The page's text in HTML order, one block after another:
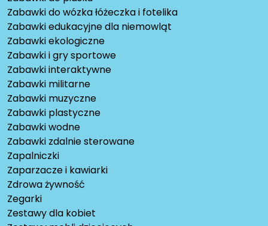
Zabawki do wózka łóżeczka i fotelika
Zabawki edukacyjne dla niemowląt
Zabawki ekologiczne
Zabawki i gry sportowe
Zabawki interaktywne
Zabawki militarne
Zabawki muzyczne
Zabawki plastyczne
Zabawki wodne
Zabawki zdalnie sterowane
Zapalniczki
Zaparzacze i kawiarki
Zdrowa żywność
Zegarki
Zestawy dla kobiet